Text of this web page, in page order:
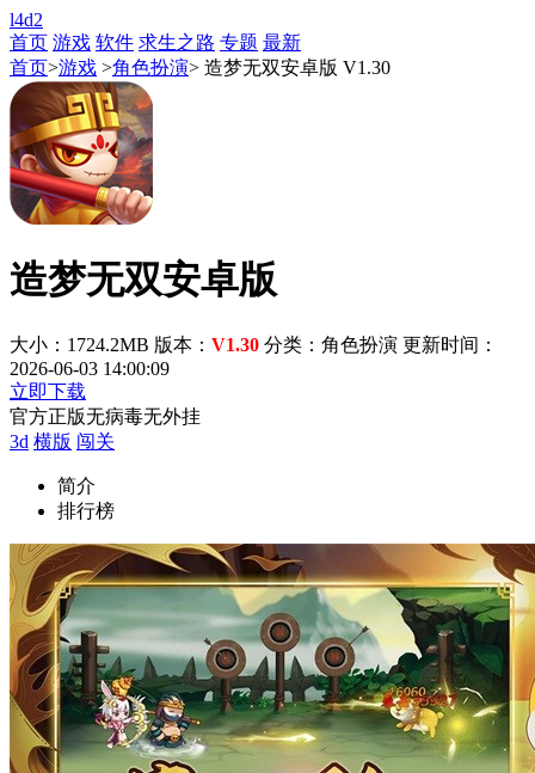
l4d2
首页 游戏 软件 求生之路 专题 最新
首页>游戏 >角色扮演> 造梦无双安卓版 V1.30
造梦无双安卓版
大小：1724.2MB 版本： V1.30 分类：角色扮演 更新时间：
2026-06-03 14:00:09
立即下载
官方正版无病毒无外挂
3d 横版 闯关
简介
排行榜